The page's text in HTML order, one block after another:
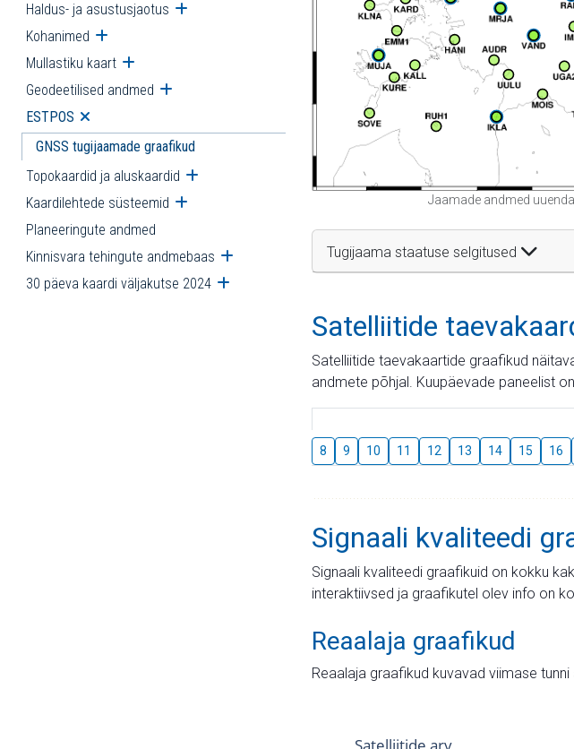
Haldus- ja asustusjaotus Ava alammenüü
Kohanimed Ava alammenüü
Mullastiku kaart Ava alammenüü
Geodeetilised andmed Ava alammenüü
ESTPOS Ava alammenüü
GNSS tugijaamade graafikud
Topokaardid ja aluskaardid Ava alammenüü
Kaardilehtede süsteemid Ava alammenüü
Planeeringute andmed
Kinnisvara tehingute andmebaas Ava alammenüü
30 päeva kaardi väljakutse 2024 Ava alammenüü
Jaamade andmed
Tugijaama staatuse selgitused
Satelliitide
Satelliitide taevakaartide graafikud
andmete põhjal. Kuupäevade paneelist
8 9 10 11 12 13 14 15 16
Signaali kvaliteedi
Signaali kvaliteedi graafikuid on kokku
interaktiivsed ja graafikutel olev info on
Reaalaja graafikud
Reaalaja graafikud kuvavad viimase